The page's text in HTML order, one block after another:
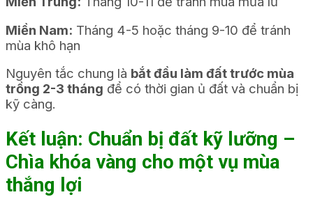
Miền Nam: Tháng 4-5 hoặc tháng 9-10 để tránh
mùa khô hạn
Nguyên tắc chung là bắt đầu làm đất trước mùa
trồng 2-3 tháng để có thời gian ủ đất và chuẩn bị
kỹ càng.
Kết luận: Chuẩn bị đất kỹ lưỡng –
Chìa khóa vàng cho một vụ mùa
thắng lợi